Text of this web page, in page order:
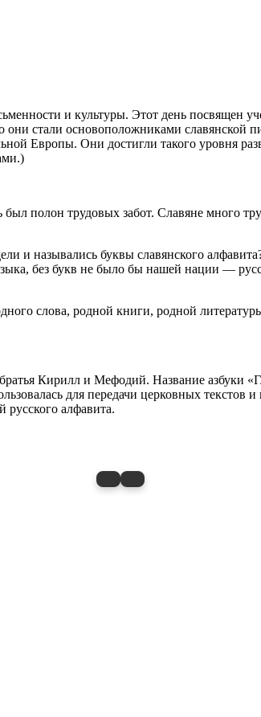
и культуры. Этот день посвящен
стали основоположниками славянской
Европы. Они достигли такого уровня
трудовых забот. Славяне много
и назывались буквы славянского
без букв не было бы нашей нации —
слова, родной книги, родной
Кирилл и Мефодий. Название азбуки
для передачи церковных
русского алфавита.